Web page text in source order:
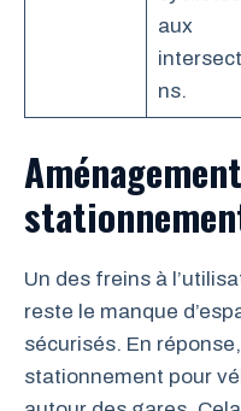
aux
ns.
Un des freins à
reste le manque
sécurisés. En
stationnement pour